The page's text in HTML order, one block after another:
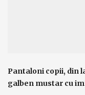
Pantaloni copii, din
galben mustar cu